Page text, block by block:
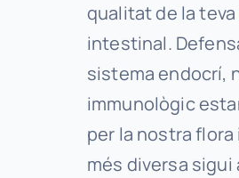
qualitat de la
intestinal.
sistema endocrí,
immunològic
per la nostra
més diversa sigui